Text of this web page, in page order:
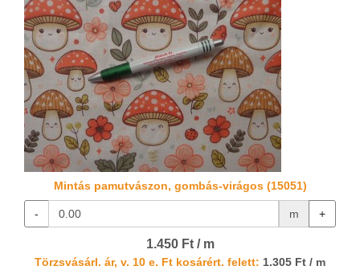
Mintás pamutvászon, gombás-virágos (15051)
- m +
1.450 Ft / m
Törzsvásárl. ár, v. 10 e. Ft kosárért. felett: 1.305 Ft / m